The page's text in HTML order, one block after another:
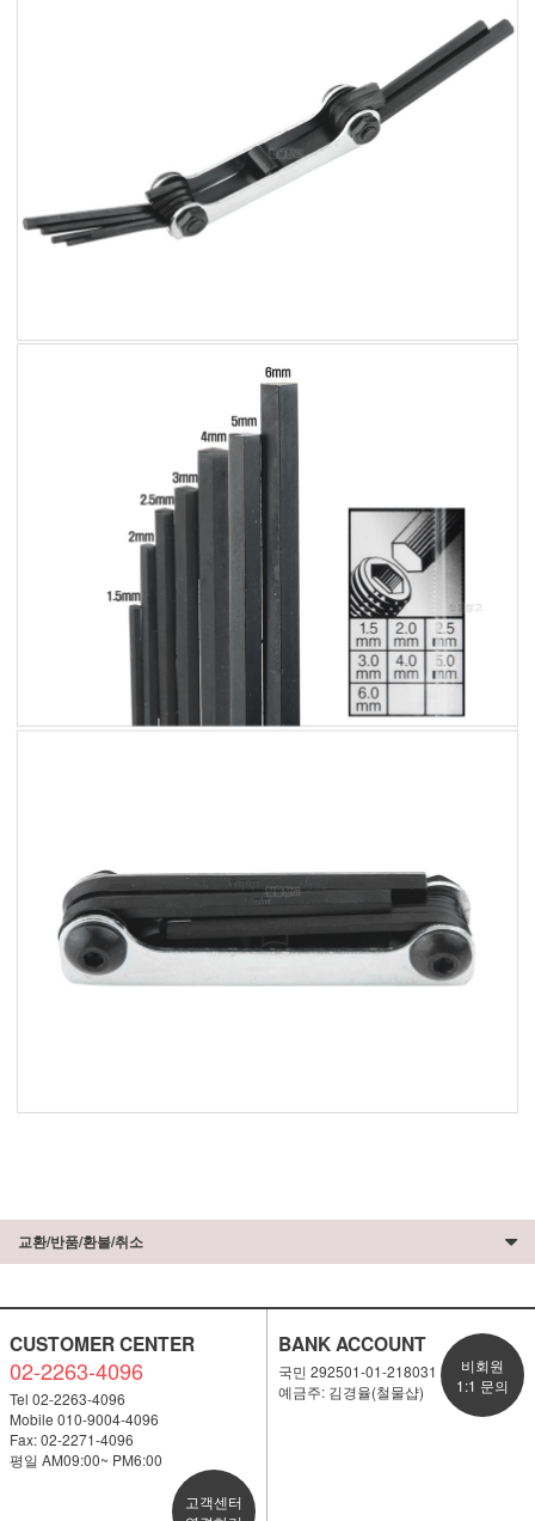
교환/반품/환불/취소
CUSTOMER CENTER
02-2263-4096
Tel 02-2263-4096
Mobile 010-9004-4096
Fax: 02-2271-4096
평일 AM09:00~ PM6:00
고객센터
BANK ACCOUNT
국민 292501-01-218031
예금주: 김경율(철물샵)
비회원
1:1 문의